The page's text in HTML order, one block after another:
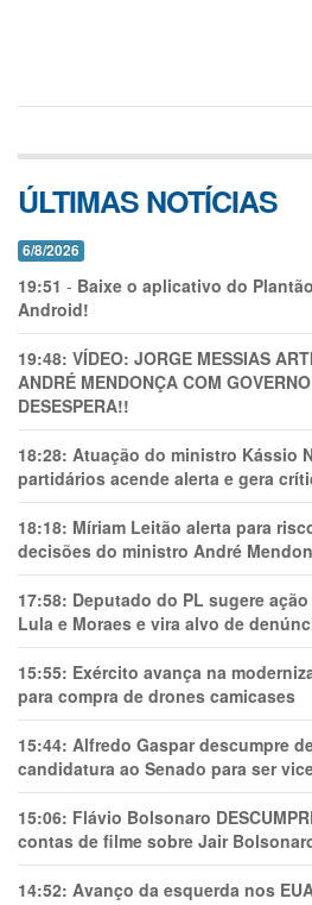
ÚLTIMAS NOTÍCIAS
6/8/2026
19:51 - Baixe o aplicativo do
Android!
19:48: VÍDEO: JORGE MESSIAS
ANDRÉ MENDONÇA COM
DESESPERA!!
18:28: Atuação do ministro Kássio
partidários acende alerta e gera
18:18: Míriam Leitão alerta para
decisões do ministro André
17:58: Deputado do PL sugere
Lula e Moraes e vira alvo de
15:55: Exército avança na
para compra de drones camicases
15:44: Alfredo Gaspar descumpre
candidatura ao Senado para ser
15:06: Flávio Bolsonaro
contas de filme sobre Jair
14:52: Avanço da esquerda nos